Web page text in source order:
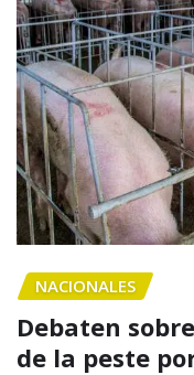
NACIONALES
Debaten
de la peste